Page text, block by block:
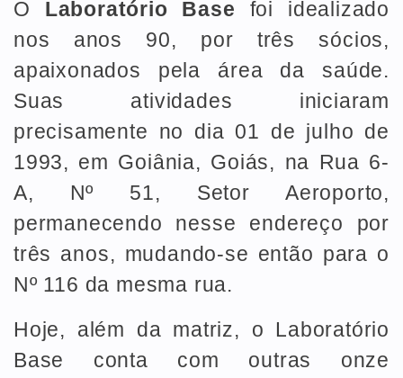
O Laboratório Base foi idealizado
nos anos 90, por três sócios,
apaixonados pela área da saúde.
Suas atividades iniciaram
precisamente no dia 01 de julho de
1993, em Goiânia, Goiás, na Rua 6-
A, Nº 51, Setor Aeroporto,
permanecendo nesse endereço por
três anos, mudando-se então para o
Nº 116 da mesma rua.
Hoje, além da matriz, o Laboratório
Base conta com outras onze